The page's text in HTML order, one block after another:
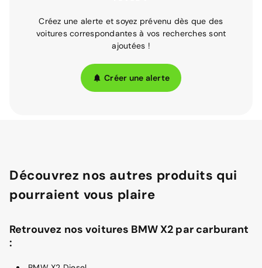
Créez une alerte et soyez prévenu dès que des
voitures correspondantes à vos recherches sont
ajoutées !
Créer une alerte
Découvrez nos autres produits qui
pourraient vous plaire
Retrouvez nos voitures BMW X2 par carburant
: